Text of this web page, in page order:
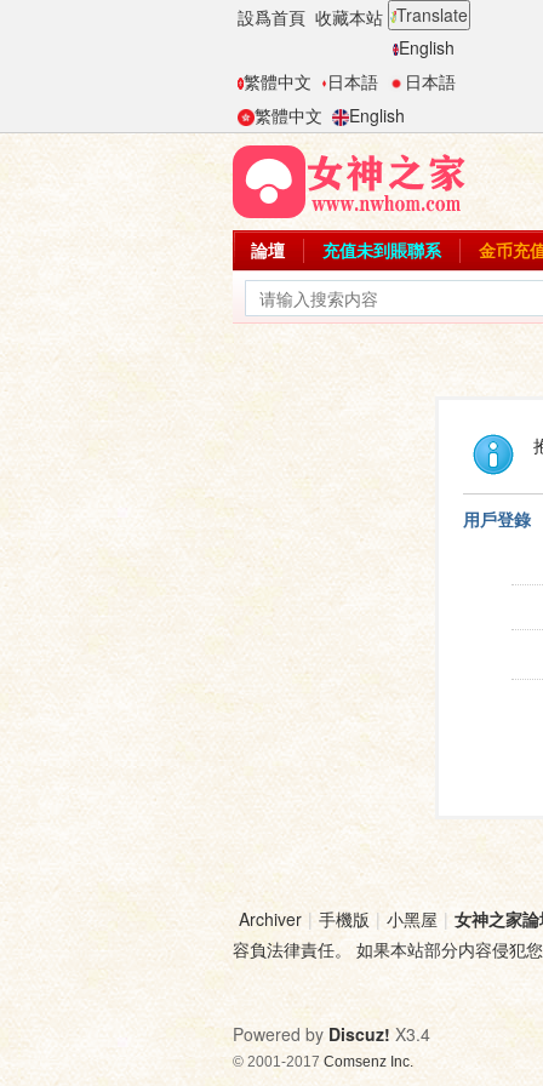
設爲首頁 收藏本站 Translate
English
繁體中文
日本語
日本語
繁體中文
English
論壇 充值未到賬聯系 金币充
用戶登錄
Archiver | 手機版 | 小黑屋 | 女神之家
容負法律責任。 如果本站部分内容侵犯
Powered by Discuz! X3.4
© 2001-2017 Comsenz Inc.